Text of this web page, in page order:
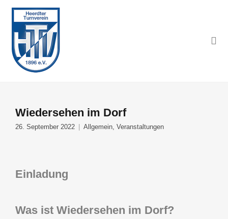
Wiedersehen im Dorf
26. September 2022 Allgemein, Veranstaltungen
Einladung
Was ist Wiedersehen im Dorf?